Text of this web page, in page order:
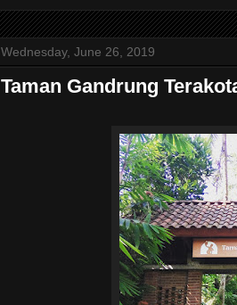
Wednesday, June 26, 2019
Taman Gandrung